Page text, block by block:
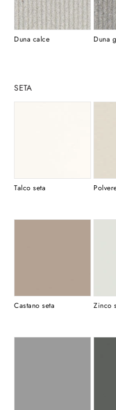
Duna calce Duna
SETA
Talco seta
Castano seta Zinco